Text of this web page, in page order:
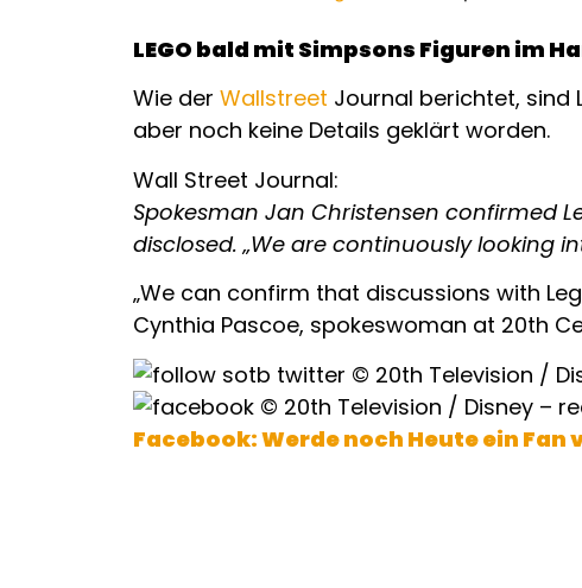
LEGO bald mit Simpsons Figuren im
Wie der Wallstreet Journal berichtet, sind
aber noch keine Details geklärt worden.
Wall Street Journal:
Spokesman Jan Christensen confirmed
disclosed. „We are continuously looking
„We can confirm that discussions with
Cynthia Pascoe, spokeswoman at 20th
Facebook: Werde noch Heute ein